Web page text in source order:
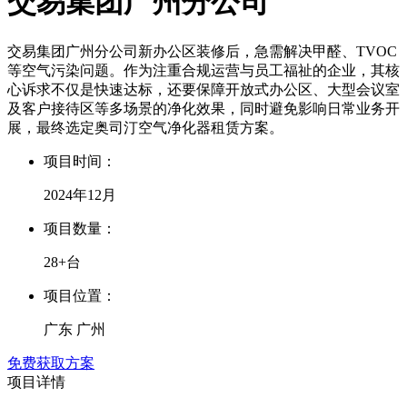
交易集团广州分公司新办公区装修后，急需解决甲醛、TVOC
等空气污染问题。作为注重合规运营与员工福祉的企业，其核
心诉求不仅是快速达标，还要保障开放式办公区、大型会议室
及客户接待区等多场景的净化效果，同时避免影响日常业务开
展，最终选定奥司汀空气净化器租赁方案。
项目时间：
2024年12月
项目数量：
28+台
项目位置：
广东 广州
免费获取方案
项目详情